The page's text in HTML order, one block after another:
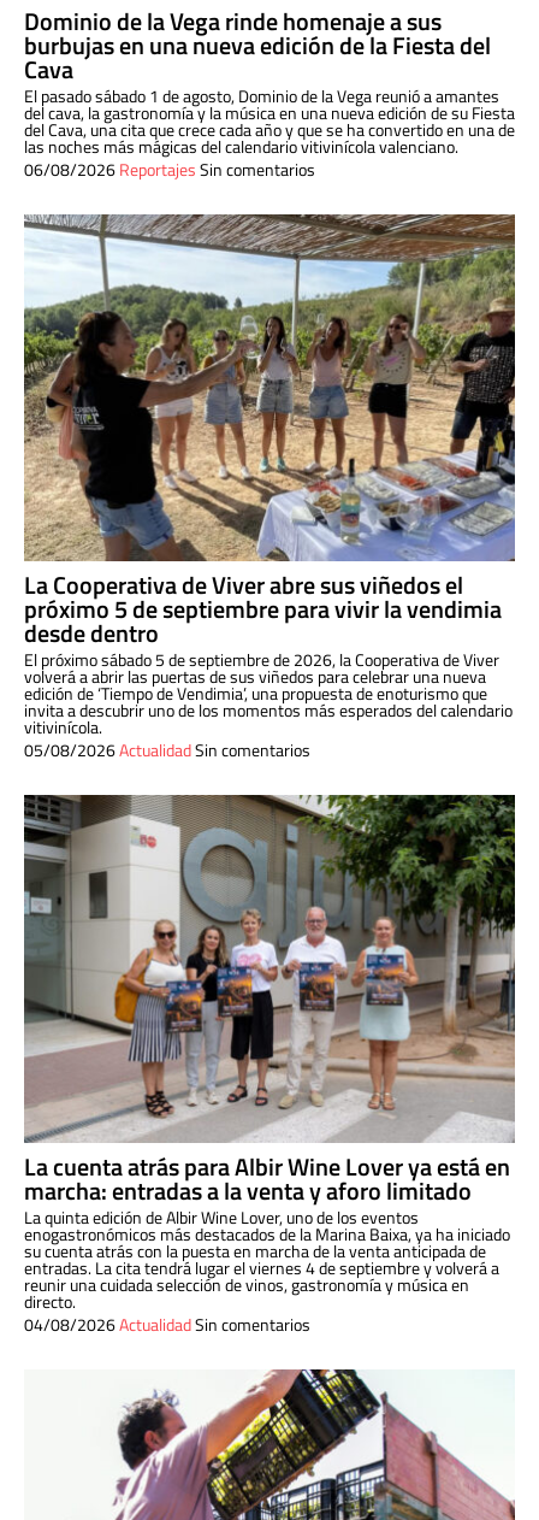
Dominio de la Vega rinde homenaje a sus
burbujas en una nueva edición de la Fiesta del
Cava
El pasado sábado 1 de agosto, Dominio de la Vega reunió a amantes
del cava, la gastronomía y la música en una nueva edición de su Fiesta
del Cava, una cita que crece cada año y que se ha convertido en una de
las noches más mágicas del calendario vitivinícola valenciano.
06/08/2026ReportajesSin comentarios
La Cooperativa de Viver abre sus viñedos el
próximo 5 de septiembre para vivir la vendimia
desde dentro
El próximo sábado 5 de septiembre de 2026, la Cooperativa de Viver
volverá a abrir las puertas de sus viñedos para celebrar una nueva
edición de ‘Tiempo de Vendimia’, una propuesta de enoturismo que
invita a descubrir uno de los momentos más esperados del calendario
vitivinícola.
05/08/2026ActualidadSin comentarios
La cuenta atrás para Albir Wine Lover ya está en
marcha: entradas a la venta y aforo limitado
La quinta edición de Albir Wine Lover, uno de los eventos
enogastronómicos más destacados de la Marina Baixa, ya ha iniciado
su cuenta atrás con la puesta en marcha de la venta anticipada de
entradas. La cita tendrá lugar el viernes 4 de septiembre y volverá a
reunir una cuidada selección de vinos, gastronomía y música en
directo.
04/08/2026ActualidadSin comentarios